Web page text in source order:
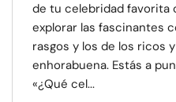
de tu celebridad favorita
explorar las fascinantes
rasgos y los de los ricos
enhorabuena. Estás a
«¿Qué cel...